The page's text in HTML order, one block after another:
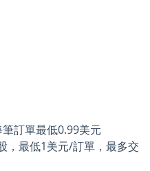
訂單最低0.99美元
，最低1美元/訂單，最多交